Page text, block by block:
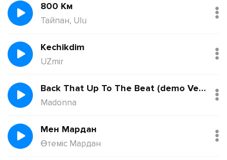
800 Км
Тайпан, Ulu
Kechikdim
UZmir
Back That Up To The Beat (demo Version)
Madonna
Мен Мардан
Өтеміс Мардан